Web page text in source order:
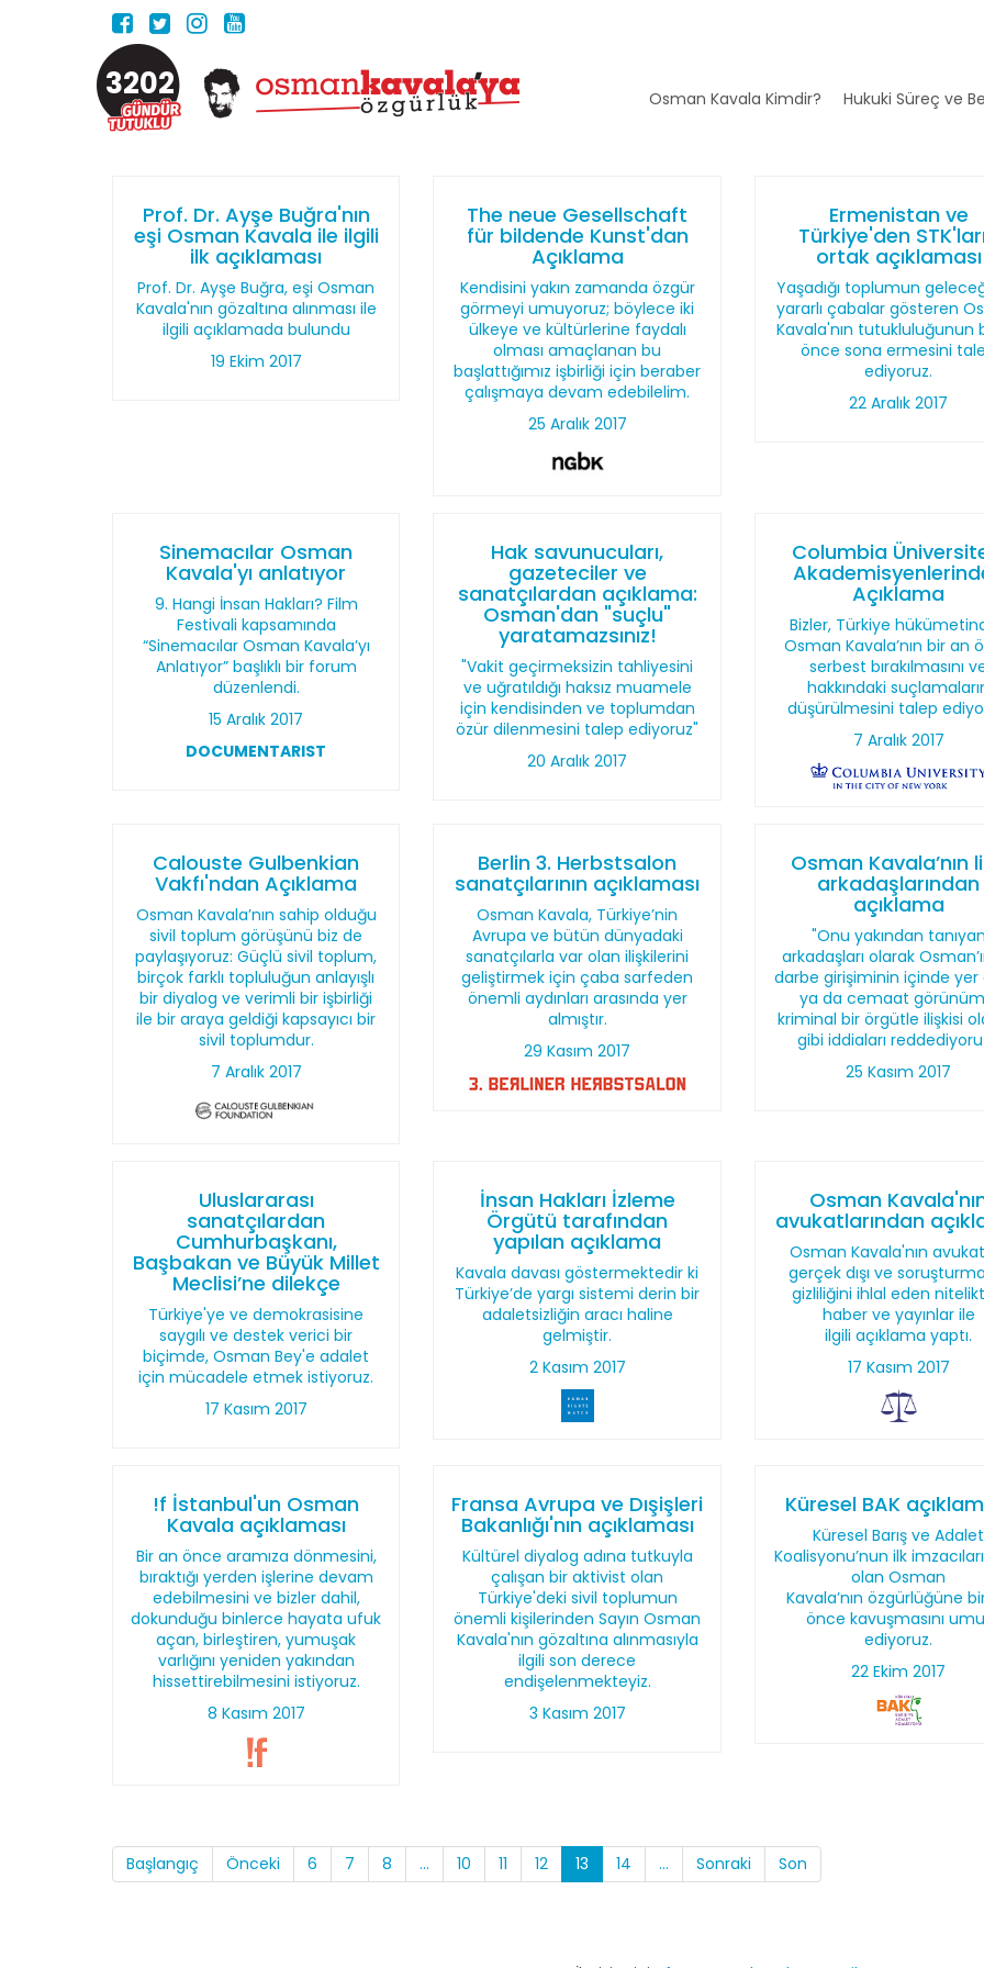
3202 Osman Kavala Kimdir? Hukuki Süreç ve
Prof. Dr. Ayşe Buğra'nın
eşi Osman Kavala ile ilgili
ilk açıklaması
Prof. Dr. Ayşe Buğra, eşi Osman
Kavala'nın gözaltına alınması ile
ilgili açıklamada bulundu
19 Ekim 2017
The neue Gesellschaft
für bildende Kunst'dan
Açıklama
Kendisini yakın zamanda özgür
görmeyi umuyoruz; böylece iki
ülkeye ve kültürlerine faydalı
olması amaçlanan bu
başlattığımız işbirliği için beraber
çalışmaya devam edebilelim.
25 Aralık 2017
Ermenistan ve
Türkiye'den
ortak açıklaması
Yaşadığı toplumun
yararlı çabalar gösteren
Kavala'nın tutukluluğunun
önce sona ermesini
ediyoruz.
22 Aralık 2017
Sinemacılar Osman
Kavala'yı anlatıyor
9. Hangi İnsan Hakları? Film
Festivali kapsamında
“Sinemacılar Osman Kavala’yı
Anlatıyor” başlıklı bir forum
düzenlendi.
15 Aralık 2017
DOCUMENTARIST
Hak savunucuları,
gazeteciler ve
sanatçılardan açıklama:
Osman'dan "suçlu"
yaratamazsınız!
"Vakit geçirmeksizin tahliyesini
ve uğratıldığı haksız muamele
için kendisinden ve toplumdan
özür dilenmesini talep ediyoruz"
20 Aralık 2017
Columbia
Açıklama
Bizler, Türkiye
Osman Kavala’nın bir an
serbest bırakılmasını
hakkındaki
düşürülmesini talep
7 Aralık 2017
Calouste Gulbenkian
Vakfı'ndan Açıklama
Osman Kavala’nın sahip olduğu
sivil toplum görüşünü biz de
paylaşıyoruz: Güçlü sivil toplum,
birçok farklı topluluğun anlayışlı
bir diyalog ve verimli bir işbirliği
ile bir araya geldiği kapsayıcı bir
sivil toplumdur.
7 Aralık 2017
Berlin 3. Herbstsalon
sanatçılarının açıklaması
Osman Kavala, Türkiye’nin
Avrupa ve bütün dünyadaki
sanatçılarla var olan ilişkilerini
geliştirmek için çaba sarfeden
önemli aydınları arasında yer
almıştır.
29 Kasım 2017
Osman Kavala’nın
arkadaşlarından
açıklama
"Onu yakından tanıyan
arkadaşları olarak
darbe girişiminin içinde yer
ya da cemaat
kriminal bir örgütle ilişkisi
gibi iddiaları
25 Kasım 2017
Uluslararası
sanatçılardan
Cumhurbaşkanı,
Başbakan ve Büyük Millet
Meclisi’ne dilekçe
Türkiye'ye ve demokrasisine
saygılı ve destek verici bir
biçimde, Osman Bey'e adalet
için mücadele etmek istiyoruz.
17 Kasım 2017
İnsan Hakları İzleme
Örgütü tarafından
yapılan açıklama
Kavala davası göstermektedir ki
Türkiye’de yargı sistemi derin bir
adaletsizliğin aracı haline
gelmiştir.
2 Kasım 2017
Osman
avukatlarından
Osman Kavala'nın
gerçek dışı ve
gizliliğini ihlal eden
haber ve yayınlar ile
ilgili açıklama yaptı.
17 Kasım 2017
!f İstanbul'un Osman
Kavala açıklaması
Bir an önce aramıza dönmesini,
bıraktığı yerden işlerine devam
edebilmesini ve bizler dahil,
dokunduğu binlerce hayata ufuk
açan, birleştiren, yumuşak
varlığını yeniden yakından
hissettirebilmesini istiyoruz.
8 Kasım 2017
Fransa Avrupa ve Dışişleri
Bakanlığı'nın açıklaması
Kültürel diyalog adına tutkuyla
çalışan bir aktivist olan
Türkiye'deki sivil toplumun
önemli kişilerinden Sayın Osman
Kavala'nın gözaltına alınmasıyla
ilgili son derece
endişelenmekteyiz.
3 Kasım 2017
Küresel BAK
Küresel Barış ve Adalet
Koalisyonu’nun ilk
olan Osman
Kavala’nın özgürlüğüne
önce kavuşmasını
ediyoruz.
22 Ekim 2017
Başlangıç Önceki 6 7 8 ... 10 11 12 13 14 ... Sonraki Son